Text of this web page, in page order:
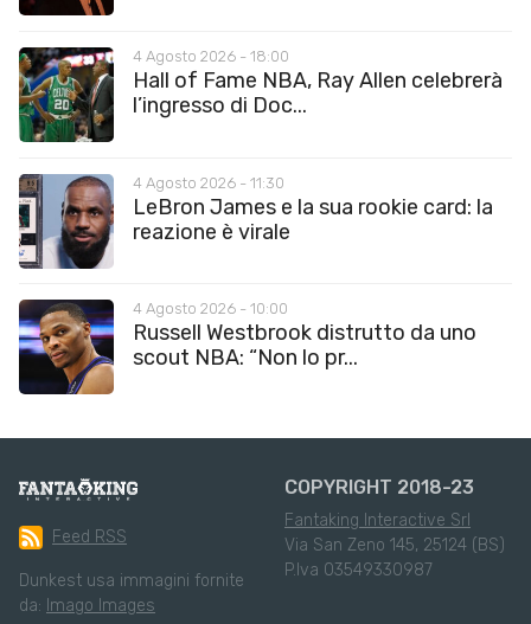
4 Agosto 2026 - 18:00
Hall of Fame NBA, Ray Allen celebrerà
l’ingresso di Doc...
4 Agosto 2026 - 11:30
LeBron James e la sua rookie card: la
reazione è virale
4 Agosto 2026 - 10:00
Russell Westbrook distrutto da uno
scout NBA: “Non lo pr...
Feed RSS
Dunkest usa immagini fornite
da: Imago Images
COPYRIGHT 2018-23
Fantaking Interactive Srl
Via San Zeno 145, 25124 (BS)
P.Iva 03549330987